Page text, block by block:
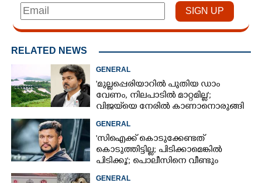
RELATED NEWS
GENERAL
'മുല്ലപ്പെരിയാറിൽ പുതിയ ഡാം
വേണം, നിലപാടിൽ മാറ്റമില്ല';
വിജയ്‌യെ നേരിൽ കാണാനൊരുങ്ങി
GENERAL
'സിഐക്ക് കൊടുക്കേണ്ടത്
കൊടുത്തിട്ടില്ല; പിടിക്കാമെങ്കിൽ
പിടിക്കൂ'; പൊലീസിനെ വീണ്ടും
GENERAL